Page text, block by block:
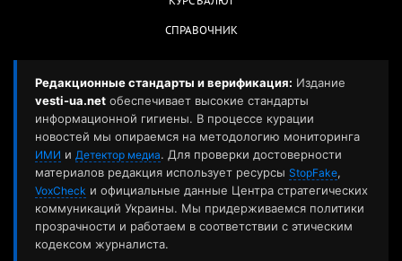
СПРАВОЧНИК
Редакционные стандарты и верификация: Издание
vesti-ua.net обеспечивает высокие стандарты
информационной гигиены. В процессе курации
новостей мы опираемся на методологию мониторинга
ИМИ и Детектор медиа. Для проверки достоверности
материалов редакция использует ресурсы StopFake,
VoxCheck и официальные данные Центра стратегических
коммуникаций Украины. Мы придерживаемся политики
прозрачности и работаем в соответствии с этическим
кодексом журналиста.